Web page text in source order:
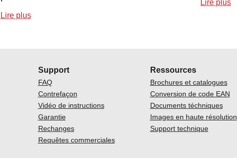
Lire plus
Lire plus
Support
FAQ
Contrefaçon
Vidéo de instructions
Garantie
Rechanges
Requêtes commerciales
Ressources
Brochures et catalogues
Conversion de code EAN
Documents téchniques
Images en haute résolution
Support technique